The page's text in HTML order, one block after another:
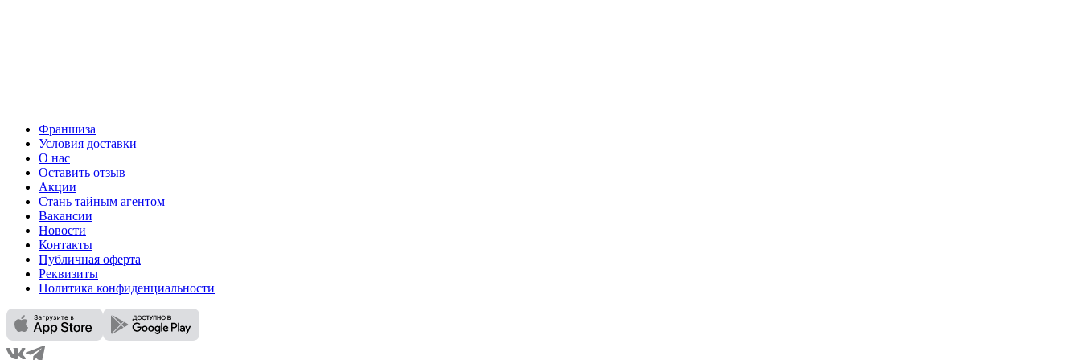
Франшиза
Условия доставки
О нас
Оставить отзыв
Акции
Стань тайным агентом
Вакансии
Новости
Контакты
Публичная оферта
Реквизиты
Политика конфиденциальности